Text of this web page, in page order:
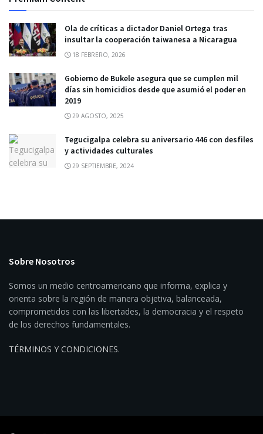
Ola de críticas a dictador Daniel Ortega tras
insultar la cooperación taiwanesa a Nicaragua
18 FEBRERO, 2026
Gobierno de Bukele asegura que se cumplen mil
días sin homicidios desde que asumió el poder en
2019
29 AGOSTO, 2025
Tegucigalpa celebra su aniversario 446 con desfiles
y actividades culturales
29 SEPTIEMBRE, 2024
Sobre Nosotros
Somos un medio centroamericano que informa, explica y
orienta sobre la región de manera objetiva, balanceada,
comprometidos con las libertades, la democracia y el respeto
de los derechos fundamentales.
TÉRMINOS Y CONDICIONES.